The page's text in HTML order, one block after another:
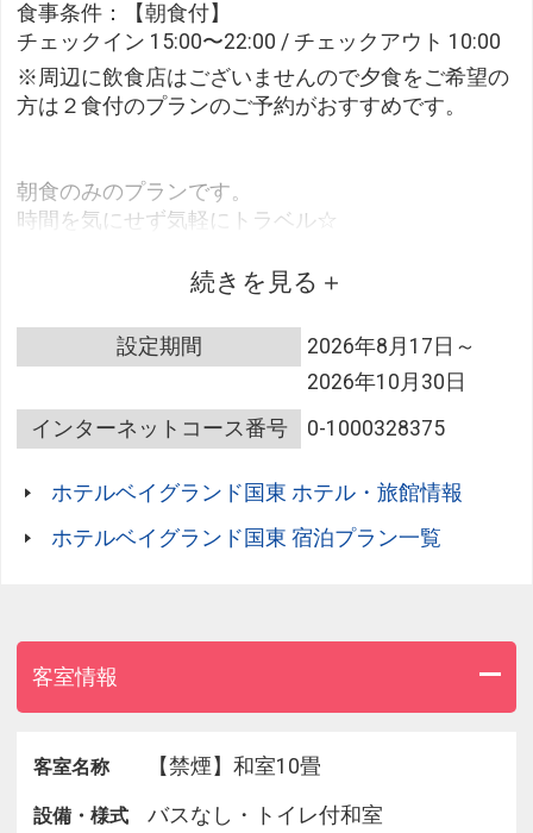
食事条件：【朝食付】
チェックイン 15:00〜22:00 / チェックアウト 10:00
※周辺に飲食店はございませんので夕食をご希望の
方は２食付のプランのご予約がおすすめです。
朝食のみのプランです。
時間を気にせず気軽にトラベル☆
●最終チェックインは＜２２時＞●
入れて下さい♪
ビジネス宿泊はもちろん、観光旅行にもオススメで
・‥…━◆ご朝食◆━…‥・
朝食は、当ホテルに朝食付でお泊まりのお客様の人
数が
▲仕入れ状況や季節によりメニューが変わります。
▲お食事はレストランにてお召し上がり下さい。
◎朝食時間 7:00～9:00
続きを見る
設定期間
2026年8月17日～
2026年10月30日
インターネットコース番号
0-1000328375
ホテルベイグランド国東 ホテル・旅館情報
ホテルベイグランド国東 宿泊プラン一覧
客室情報
客室名称 【禁煙】和室10畳
設備・様式 バスなし・トイレ付和室